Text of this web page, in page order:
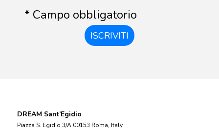
* Campo obbligatorio
ISCRIVITI
DREAM Sant’Egidio
Piazza S. Egidio 3/A 00153 Roma, Italy